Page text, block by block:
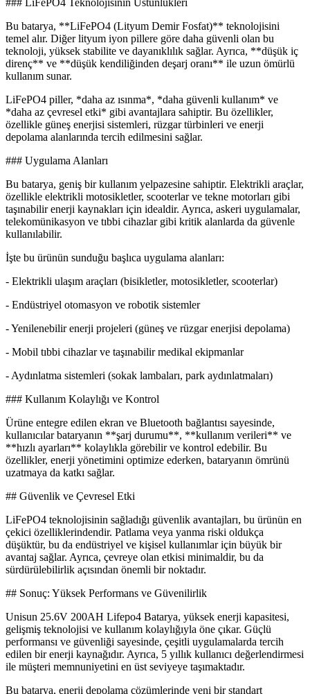
### LiFePO4 Teknolojisinin Üstünlükleri
Bu batarya, **LiFePO4 (Lityum Demir Fosfat)** teknolojisini
temel alır. Diğer lityum iyon pillere göre daha güvenli olan bu
teknoloji, yüksek stabilite ve dayanıklılık sağlar. Ayrıca, **düşük iç
direnç** ve **düşük kendiliğinden deşarj oranı** ile uzun ömürlü
kullanım sunar.
LiFePO4 piller, *daha az ısınma*, *daha güvenli kullanım* ve
*daha az çevresel etki* gibi avantajlara sahiptir. Bu özellikler,
özellikle güneş enerjisi sistemleri, rüzgar türbinleri ve enerji
depolama alanlarında tercih edilmesini sağlar.
### Uygulama Alanları
Bu batarya, geniş bir kullanım yelpazesine sahiptir. Elektrikli araçlar,
özellikle elektrikli motosikletler, scooterlar ve tekne motorları gibi
taşınabilir enerji kaynakları için idealdir. Ayrıca, askeri uygulamalar,
telekomünikasyon ve tıbbi cihazlar gibi kritik alanlarda da güvenle
kullanılabilir.
İşte bu ürünün sunduğu başlıca uygulama alanları:
- Elektrikli ulaşım araçları (bisikletler, motosikletler, scooterlar)
- Endüstriyel otomasyon ve robotik sistemler
- Yenilenebilir enerji projeleri (güneş ve rüzgar enerjisi depolama)
- Mobil tıbbi cihazlar ve taşınabilir medikal ekipmanlar
- Aydınlatma sistemleri (sokak lambaları, park aydınlatmaları)
### Kullanım Kolaylığı ve Kontrol
Ürüne entegre edilen ekran ve Bluetooth bağlantısı sayesinde,
kullanıcılar bataryanın **şarj durumu**, **kullanım verileri** ve
**hızlı ayarları** kolaylıkla görebilir ve kontrol edebilir. Bu
özellikler, enerji yönetimini optimize ederken, bataryanın ömrünü
uzatmaya da katkı sağlar.
## Güvenlik ve Çevresel Etki
LiFePO4 teknolojisinin sağladığı güvenlik avantajları, bu ürünün en
çekici özelliklerindendir. Patlama veya yanma riski oldukça
düşüktür, bu da endüstriyel ve kişisel kullanımlar için büyük bir
avantaj sağlar. Ayrıca, çevreye olan etkisi minimaldir, bu da
sürdürülebilirlik açısından önemli bir noktadır.
## Sonuç: Yüksek Performans ve Güvenilirlik
Unisun 25.6V 200AH Lifepo4 Batarya, yüksek enerji kapasitesi,
gelişmiş teknolojisi ve kullanım kolaylığıyla öne çıkar. Güçlü
performansı ve güvenliği sayesinde, çeşitli uygulamalarda tercih
edilen bir enerji kaynağıdır. Ayrıca, 5 yıllık kullanıcı değerlendirmesi
ile müşteri memnuniyetini en üst seviyeye taşımaktadır.
Bu batarya, enerji depolama çözümlerinde yeni bir standart